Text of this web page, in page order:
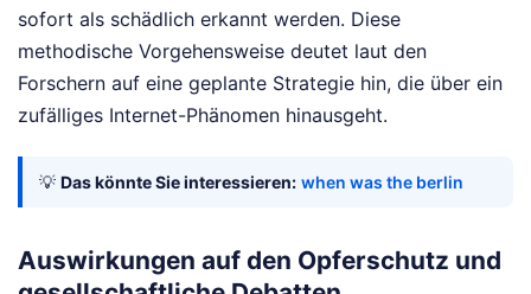
sofort als schädlich erkannt werden. Diese
methodische Vorgehensweise deutet laut den
Forschern auf eine geplante Strategie hin, die über ein
zufälliges Internet-Phänomen hinausgeht.
💡 Das könnte Sie interessieren: when was the berlin
Auswirkungen auf den Opferschutz und